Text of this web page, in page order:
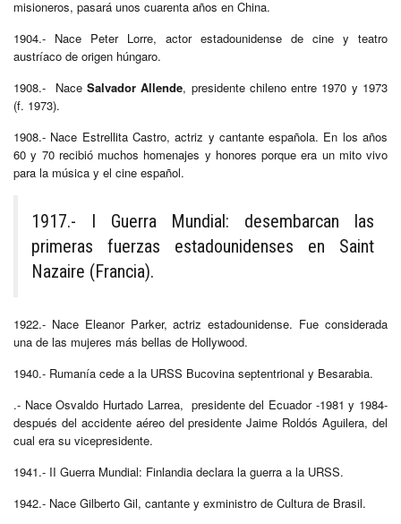
misioneros, pasará unos cuarenta años en China.
1904.- Nace Peter Lorre, actor estadounidense de cine y teatro
austríaco de origen húngaro.
1908.- Nace Salvador Allende, presidente chileno entre 1970 y 1973
(f. 1973).
1908.- Nace Estrellita Castro, actriz y cantante española. En los años
60 y 70 recibió muchos homenajes y honores porque era un mito vivo
para la música y el cine español.
1917.- I Guerra Mundial: desembarcan las
primeras fuerzas estadounidenses en Saint
Nazaire (Francia).
1922.- Nace Eleanor Parker, actriz estadounidense. Fue considerada
una de las mujeres más bellas de Hollywood.
1940.- Rumanía cede a la URSS Bucovina septentrional y Besarabia.
.- Nace Osvaldo Hurtado Larrea, presidente del Ecuador -1981 y 1984-
después del accidente aéreo del presidente Jaime Roldós Aguilera, del
cual era su vicepresidente.
1941.- II Guerra Mundial: Finlandia declara la guerra a la URSS.
1942.- Nace Gilberto Gil, cantante y exministro de Cultura de Brasil.